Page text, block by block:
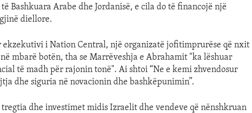
Bashkuara Arabe dhe Jordanisë, e cila do të financojë një
diellore.
ekzekutivi i Nation Central, një organizatë jofitimprurëse që nxit
mbarë botën, tha se Marrëveshja e Abrahamit "ka lëshuar
të madh për rajonin tonë". Ai shtoi “Ne e kemi zhvendosur
dhe siguria në novacionin dhe bashkëpunimin”.
tregtia dhe investimet midis Izraelit dhe vendeve që nënshkruan